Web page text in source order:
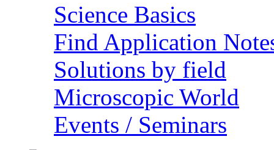
Science Basics
Find Application
Solutions by field
Microscopic World
Events / Seminars